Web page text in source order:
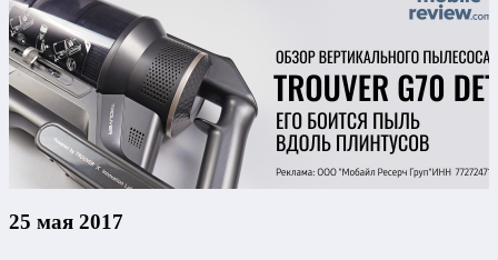
25 мая 2017